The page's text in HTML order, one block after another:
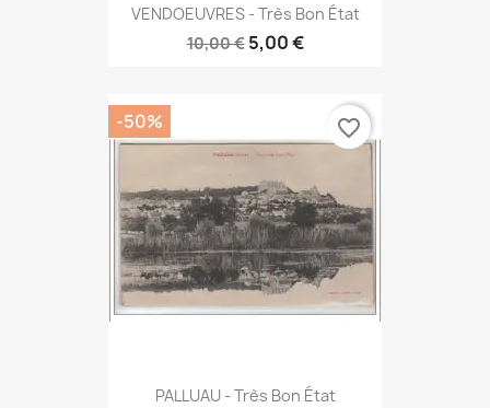
VENDOEUVRES - Très Bon État
10,00 € 5,00 €
PALLUAU - Très Bon État
-50% favorite_border